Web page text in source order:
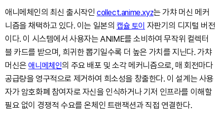
애니메체인의 최신 출시작인 collect.anime.xyz는 가챠 머신 메커
니즘을 채택하고 있다. 이는 일본의 캡슐 토이 자판기의 디지털 버전
이다. 이 시스템에서 사용자는 ANIME를 소비하여 무작위 컬렉터
블 카드를 받으며, 희귀한 뽑기일수록 더 높은 가치를 지닌다. 가챠
머신은애니메체인의 주요 배포 및 소각 메커니즘으로, 매 회전마다
공급량을 영구적으로 제거하여 희소성을 창출한다. 이 설계는 사용
자가 암호화폐 참여자로 자신을 인식하거나 기저 인프라를 이해할
필요 없이 경쟁적 수요를 온체인 트랜잭션과 직접 연결한다.